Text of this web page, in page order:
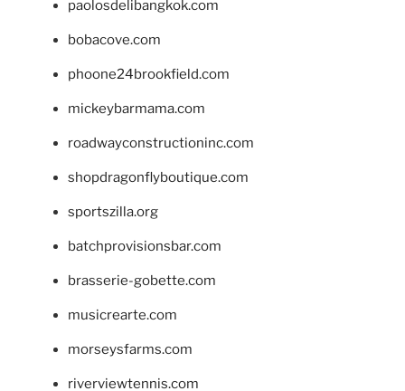
paolosdelibangkok.com
bobacove.com
phoone24brookfield.com
mickeybarmama.com
roadwayconstructioninc.com
shopdragonflyboutique.com
sportszilla.org
batchprovisionsbar.com
brasserie-gobette.com
musicrearte.com
morseysfarms.com
riverviewtennis.com